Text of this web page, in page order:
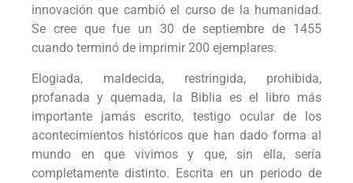
innovación que cambió el curso de la humanidad.
Se cree que fue un 30 de septiembre de 1455
cuando terminó de imprimir 200 ejemplares.
Elogiada, maldecida, restringida, prohibida,
profanada y quemada, la Biblia es el libro más
importante jamás escrito, testigo ocular de los
acontecimientos históricos que han dado forma al
mundo en que vivimos y que, sin ella, sería
completamente distinto. Escrita en un periodo de